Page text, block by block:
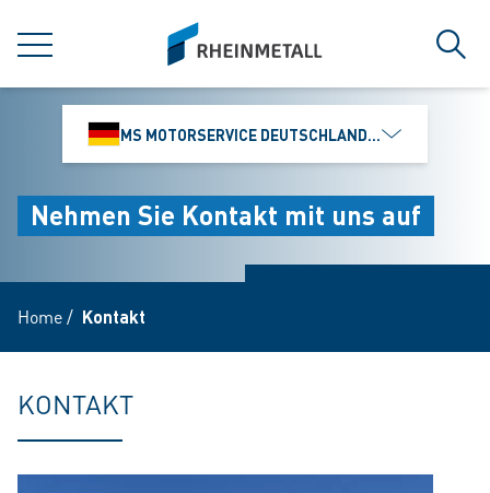
MENÜ
siteLogo
MS MOTORSERVICE DEUTSCHLAND GMBH
Nehmen Sie Kontakt mit uns auf
Home/ Kontakt
KONTAKT